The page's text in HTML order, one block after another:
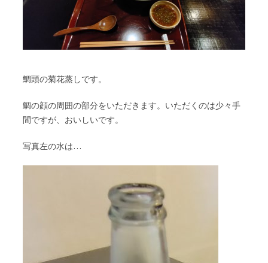
鯛頭の菊花蒸しです。
鯛の顔の周囲の部分をいただきます。いただくのは少々手
間ですが、おいしいです。
写真左の水は…